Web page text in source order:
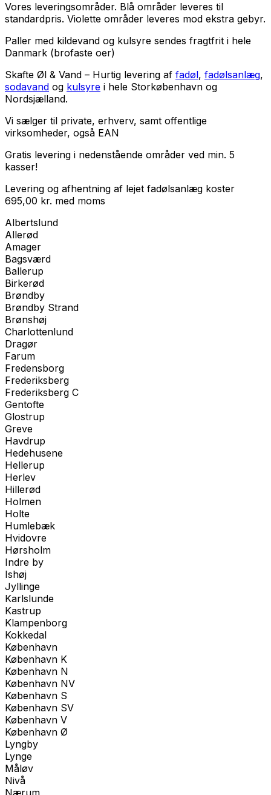
Vores leveringsområder. Blå områder leveres til
standardpris. Violette områder leveres mod ekstra gebyr.
Paller med kildevand og kulsyre sendes fragtfrit i hele
Danmark (brofaste oer)
Skafte Øl & Vand – Hurtig levering af fadøl, fadølsanlæg,
sodavand og kulsyre i hele Storkøbenhavn og
Nordsjælland.
Vi sælger til private, erhverv, samt offentlige
virksomheder, også EAN
Gratis levering i nedenstående områder ved min. 5
kasser!
Levering og afhentning af lejet fadølsanlæg koster
695,00 kr. med moms
Albertslund
Allerød
Amager
Bagsværd
Ballerup
Birkerød
Brøndby
Brøndby Strand
Brønshøj
Charlottenlund
Dragør
Farum
Fredensborg
Frederiksberg
Frederiksberg C
Gentofte
Glostrup
Greve
Havdrup
Hedehusene
Hellerup
Herlev
Hillerød
Holmen
Holte
Humlebæk
Hvidovre
Hørsholm
Indre by
Ishøj
Jyllinge
Karlslunde
Kastrup
Klampenborg
Kokkedal
København
København K
København N
København NV
København S
København SV
København V
København Ø
Lyngby
Lynge
Måløv
Nivå